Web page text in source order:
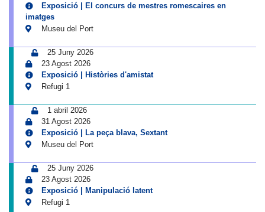
Exposició | El concurs de mestres romescaires en
imatges
Museu del Port
25 Juny 2026
23 Agost 2026
Exposició | Històries d'amistat
Refugi 1
1 abril 2026
31 Agost 2026
Exposició | La peça blava, Sextant
Museu del Port
25 Juny 2026
23 Agost 2026
Exposició | Manipulació latent
Refugi 1